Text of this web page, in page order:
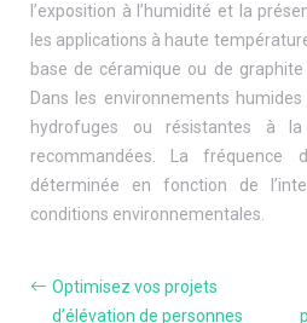
l’exposition à l’humidité et la
les applications à haute
base de céramique ou de
Dans les environnements
hydrofuges ou résistantes à
recommandées. La fréquence
déterminée en fonction de
conditions environnementales.
Optimisez vos projets
d’élévation de personnes